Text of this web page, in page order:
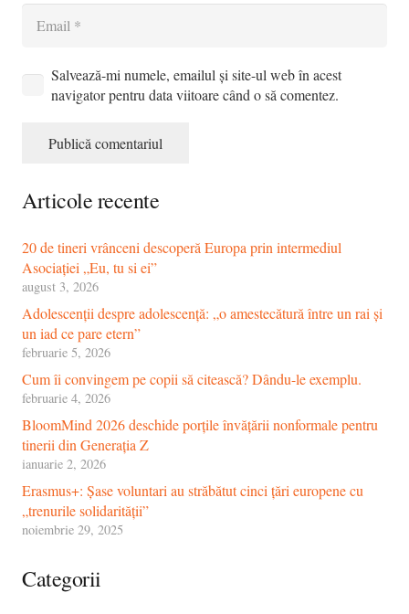
Salvează-mi numele, emailul și site-ul web în acest
navigator pentru data viitoare când o să comentez.
Publică comentariul
Articole recente
20 de tineri vrânceni descoperă Europa prin intermediul
Asociației „Eu, tu si ei”
august 3, 2026
Adolescenții despre adolescență: „o amestecătură între un rai și
un iad ce pare etern”
februarie 5, 2026
Cum îi convingem pe copii să citească? Dându-le exemplu.
februarie 4, 2026
BloomMind 2026 deschide porțile învățării nonformale pentru
tinerii din Generația Z
ianuarie 2, 2026
Erasmus+: Șase voluntari au străbătut cinci țări europene cu
„trenurile solidarității”
noiembrie 29, 2025
Categorii